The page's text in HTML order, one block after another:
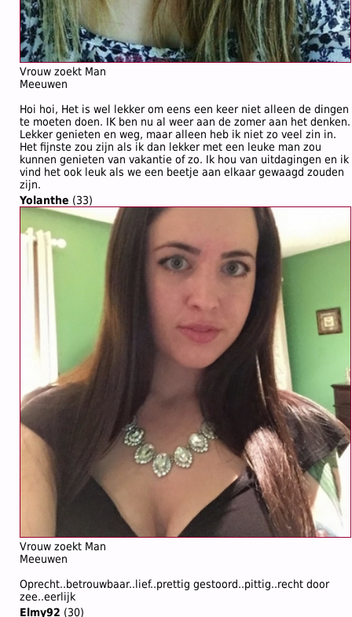
Vrouw zoekt Man
Meeuwen
Hoi hoi, Het is wel lekker om eens een keer niet alleen de dingen
te moeten doen. IK ben nu al weer aan de zomer aan het denken.
Lekker genieten en weg, maar alleen heb ik niet zo veel zin in.
Het fijnste zou zijn als ik dan lekker met een leuke man zou
kunnen genieten van vakantie of zo. Ik hou van uitdagingen en ik
vind het ook leuk als we een beetje aan elkaar gewaagd zouden
zijn.
Yolanthe (33)
Vrouw zoekt Man
Meeuwen
Oprecht..betrouwbaar..lief..prettig gestoord..pittig..recht door
zee..eerlijk
Elmy92 (30)